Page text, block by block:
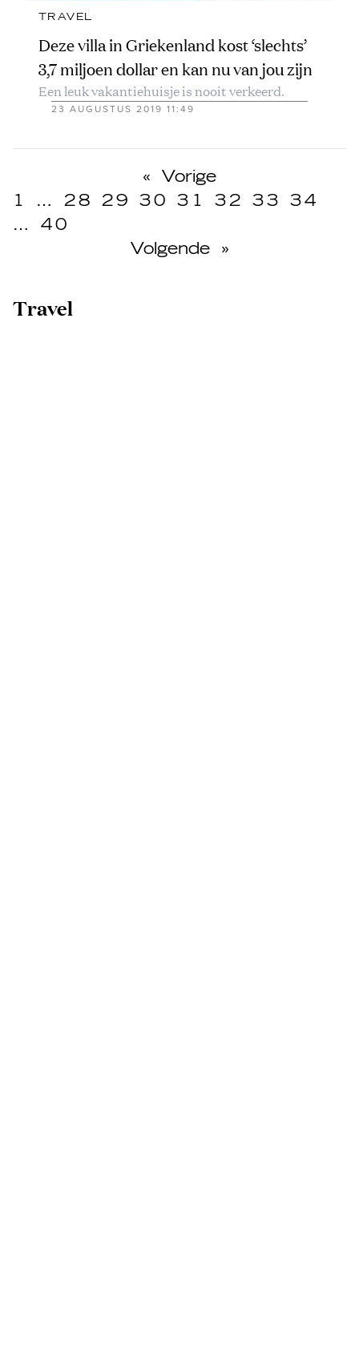
TRAVEL
Deze villa in Griekenland kost ‘slechts’
3,7 miljoen dollar en kan nu van jou zijn
Een leuk vakantiehuisje is nooit verkeerd.
23 AUGUSTUS 2019 11:49
«
Vorige
1
… 28 29 30 31 32 33
34
…
40
Volgende
»
Travel